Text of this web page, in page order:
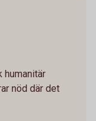
humanitär
nöd där det